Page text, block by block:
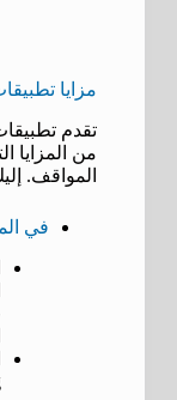
مزايا
تقدم
من المزايا
المواقف.
في